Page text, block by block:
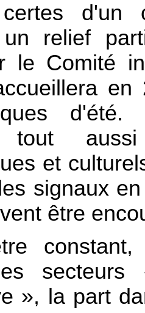
certes
d'un
un relief
le Comité
en
tout
et
signaux
être
», la part